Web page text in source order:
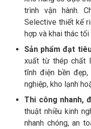
trình vận hành.
Selective thiết kế
hợp và khai thác
Sản phẩm đạt
xuất từ thép chất
tĩnh điện bền
nghiệp, kho lạnh
Thi công nhanh,
thuật nhiều kinh
nhanh chóng, an